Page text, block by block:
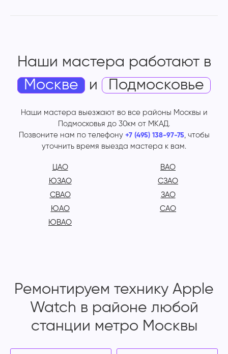
Наши мастера работают в
Москве
и Подмосковье
Наши мастера выезжают во все районы Москвы и
Подмосковья до 30км от МКАД.
Позвоните нам по телефону +7 (495) 138-97-75, чтобы
уточнить время выезда мастера к вам.
ЦАО
ЮЗАО
СВАО
ЮАО
ЮВАО
ВАО
СЗАО
ЗАО
САО
Ремонтируем технику Apple
Watch в районе любой
станции метро Москвы